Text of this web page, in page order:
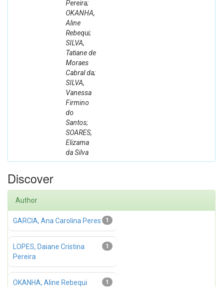
Pereira;
OKANHA,
Aline
Rebequi;
SILVA,
Tatiane de
Moraes
Cabral da;
SILVA,
Vanessa
Firmino
do
Santos;
SOARES,
Elizama
da Silva
Discover
Author
1
GARCIA, Ana Carolina Peres
1
LOPES, Daiane Cristina
Pereira
1
OKANHA, Aline Rebequi